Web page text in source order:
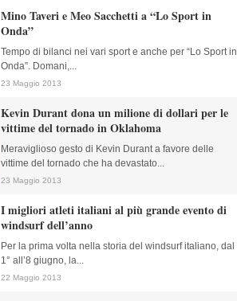
Mino Taveri e Meo Sacchetti a “Lo Sport in
Onda”
Tempo di bilanci nei vari sport e anche per “Lo Sport in
Onda”. Domani,...
23 Maggio 2013
Kevin Durant dona un milione di dollari per le
vittime del tornado in Oklahoma
Meraviglioso gesto di Kevin Durant a favore delle
vittime del tornado che ha devastato...
23 Maggio 2013
I migliori atleti italiani al più grande evento di
windsurf dell’anno
Per la prima volta nella storia del windsurf italiano, dal
1° all’8 giugno, la...
22 Maggio 2013